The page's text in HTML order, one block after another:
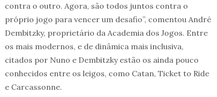
contra o outro. Agora, são todos juntos contra o
próprio jogo para vencer um desafio”, comentou André
Dembitzky, proprietário da Academia dos Jogos. Entre
os mais modernos, e de dinâmica mais inclusiva,
citados por Nuno e Dembitzky estão os ainda pouco
conhecidos entre os leigos, como Catan, Ticket to Ride
e Carcassonne.